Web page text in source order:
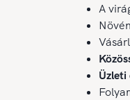
A
Üzleti